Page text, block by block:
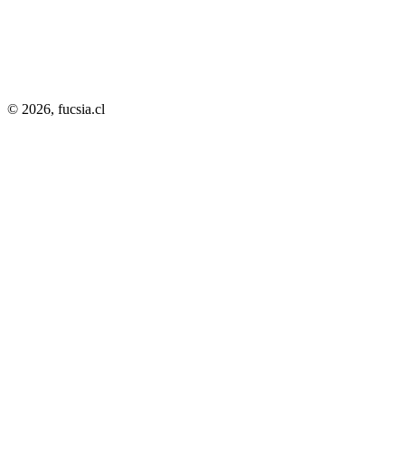
© 2026, fucsia.cl